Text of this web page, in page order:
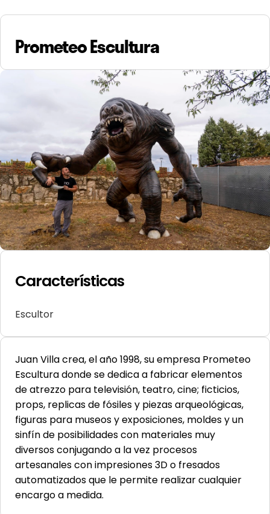
Prometeo Escultura
Características
Escultor
Juan Villa crea, el año 1998, su empresa Prometeo
Escultura donde se dedica a fabricar elementos
de atrezzo para televisión, teatro, cine; ficticios,
props, replicas de fósiles y piezas arqueológicas,
figuras para museos y exposiciones, moldes y un
sinfín de posibilidades con materiales muy
diversos conjugando a la vez procesos
artesanales con impresiones 3D o fresados
automatizados que le permite realizar cualquier
encargo a medida.